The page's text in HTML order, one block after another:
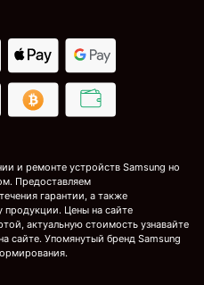
и ремонте устройств Samsung но
Предоставляем
гарантии, а также
продукции. Цены на сайте
актуальную стоимость узнавайте
сайте. Упомянутый бренд Samsung